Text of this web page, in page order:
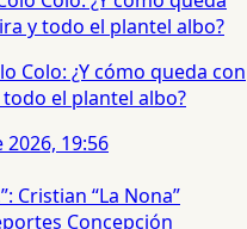
Colo: ¿Y cómo queda con
el plantel albo?
19:56